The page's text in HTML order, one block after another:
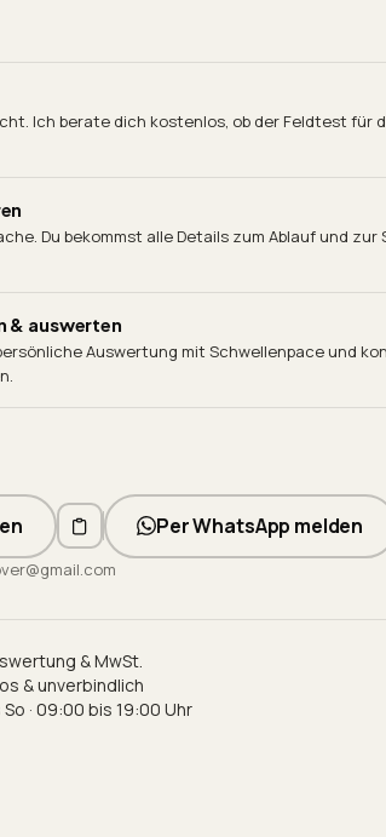
Ich berate dich kostenlos, ob der Feldtest für
Du bekommst alle Details zum Ablauf und
& auswerten
Auswertung mit Schwellenpace und
Per WhatsApp melden
& MwSt.
& unverbindlich
· 09:00 bis 19:00 Uhr